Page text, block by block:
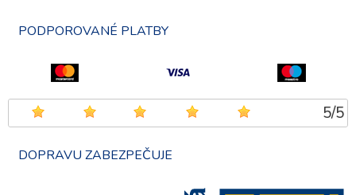
PODPOROVANÉ PLATBY
5/5
DOPRAVU ZABEZPEČUJE